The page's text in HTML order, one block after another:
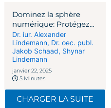
Dominez la sphère
numérique: Protégez
votre vie privée et
améliorez votre
réputation
Dr. iur. Alexander
Lindemann, Dr. oec. publ.
Jakob Schaad, Shynar
Lindemann
janvier 22, 2025
5 Minutes
CHARGER LA SUITE